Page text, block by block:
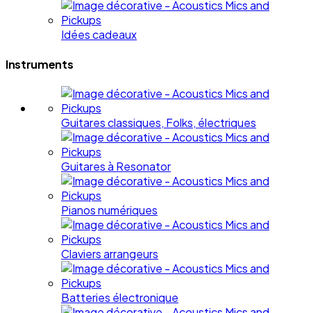
Idées cadeaux
Instruments
Guitares classiques, Folks, électriques
Guitares à Resonator
Pianos numériques
Claviers arrangeurs
Batteries électronique